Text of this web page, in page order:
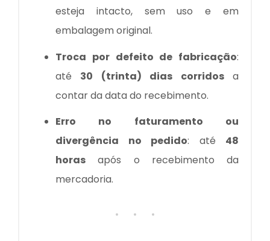
esteja intacto, sem uso e em
embalagem original.
Troca por defeito de fabricação:
até 30 (trinta) dias corridosa
contar da data do recebimento.
Erro no faturamento ou
divergência no pedido: até 48
horas após o recebimento da
mercadoria.